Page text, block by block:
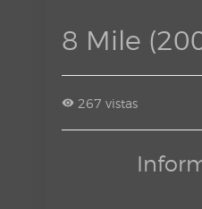
8 Mile
267 vistas